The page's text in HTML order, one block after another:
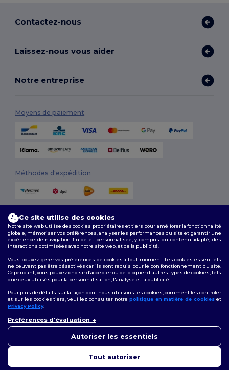
Contactez-nous
Laissez-nous vous aider
Notre entreprise
Moyens de paiement
Méthodes d'expédition
Conditions Générales|Politique de personnalisation |Politique de
Confidentialité
Suivez-nous
Bruxelles|Anvers|Mortsel|Malines|Lierre|Turnhout|Geel|
Hoogstraten |Bruges
Ce site utilise des cookies
Notre site web utilise des cookies propriétaires et tiers pour améliorer la fonctionnalité
globale, mémoriser vos préférences, analyser les performances du site et garantir une
expérience de navigation fluide et personnalisée, y compris du contenu adapté, des
interactions optimisées avec notre site web, et de la publicité.
Vous pouvez gérer vos préférences de cookies à tout moment. Les cookies essentiels
ne peuvent pas être désactivés car ils sont requis pour le bon fonctionnement du site.
Cependant, vous pouvez choisir d’accepter ou de bloquer d'autres types de cookies, tels
que ceux utilisés pour la personnalisation, l'analyse et la publicité.
Pour plus de détails sur la façon dont nous utilisons les cookies, comment les contrôler
et sur les cookies tiers, veuillez consulter notre politique en matière de cookies et
Privacy Policy.
Préférences d'évaluation
Autoriser les essentiels
Tout autoriser
pouvez nous contacter à tout
pour vous aider.